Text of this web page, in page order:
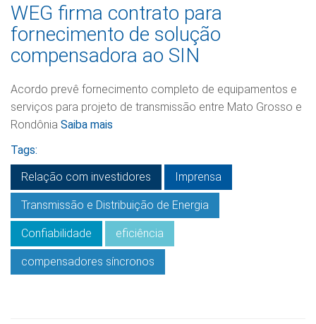
WEG firma contrato para
fornecimento de solução
compensadora ao SIN
Acordo prevê fornecimento completo de equipamentos e
serviços para projeto de transmissão entre Mato Grosso e
Rondônia Saiba mais
Tags:
Relação com investidores
Imprensa
Transmissão e Distribuição de Energia
Confiabilidade eficiência
compensadores síncronos